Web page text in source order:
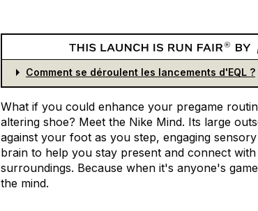
Comment se déroulent les lancements d'EQL ?
What if you could enhance your pregame
altering shoe? Meet the Nike Mind. Its large
against your foot as you step, engaging sensory
brain to help you stay present and connect with
surroundings. Because when it's anyone's
the mind.